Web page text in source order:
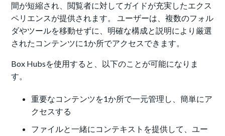
間が短縮され、閲覧者に対してガイドが充実したエクス
ペリエンスが提供されます。 ユーザーは、複数のフォル
ダやツールを移動せずに、明確な構成と説明により厳選
されたコンテンツに1か所でアクセスできます。
Box Hubsを使用すると、以下のことが可能になりま
す。
重要なコンテンツを1か所で一元管理し、簡単にア
クセスする
ファイルと一緒にコンテキストを提供して、ユー